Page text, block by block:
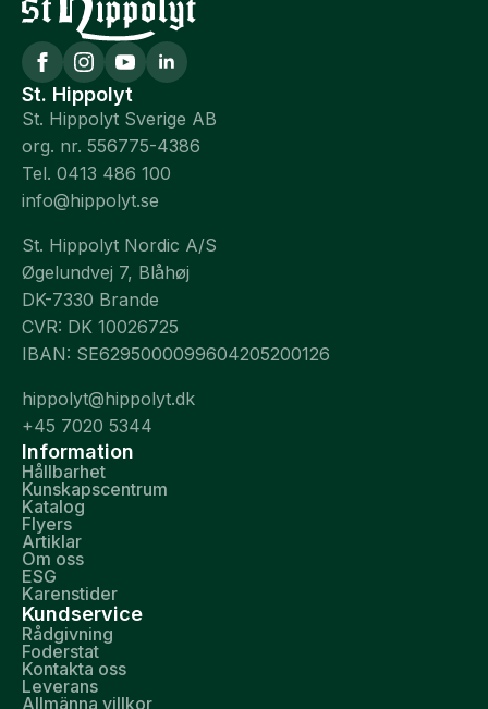
St. Hippolyt
St. Hippolyt Sverige AB
org. nr. 556775-4386
Tel. 0413 486 100
info@hippolyt.se
St. Hippolyt Nordic A/S
Øgelundvej 7, Blåhøj
DK-7330 Brande
CVR: DK 10026725
IBAN: SE6295000099604205200126
hippolyt@hippolyt.dk
+45 7020 5344
Information
Hållbarhet
Kunskapscentrum
Katalog
Flyers
Artiklar
Om oss
ESG
Karenstider
Kundservice
Rådgivning
Foderstat
Kontakta oss
Leverans
Allmänna villkor